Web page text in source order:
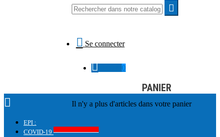

 Se connecter
 0
PANIER
Il n'y a plus d'articles dans votre panier

EPI :
COVID-19